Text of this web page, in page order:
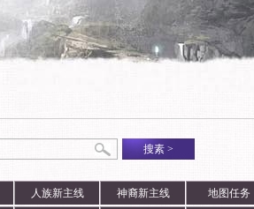
搜素 >
人族新主线 神裔新主线 地图任务